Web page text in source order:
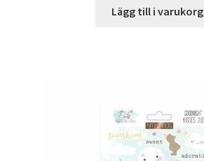
Lägg till i varukorg